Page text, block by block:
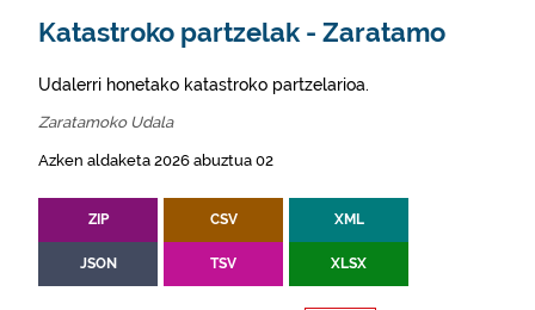
Katastroko partzelak - Zaratamo
Udalerri honetako katastroko partzelarioa.
Zaratamoko Udala
Azken aldaketa 2026 abuztua 02
ZIP CSV XML
JSON TSV XLSX